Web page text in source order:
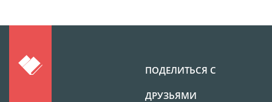
ПОДЕЛИТЬСЯ С
ДРУЗЬЯМИ